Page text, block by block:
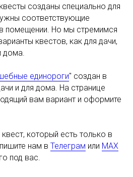
созданы специально для
соответствующие
помещении. Но мы стремимся
квестов, как для дачи,
дома.
единороги" создан в
и для дома. На странице
вам вариант и оформите
который есть только в
нам в Телеграм или MAX
под вас.